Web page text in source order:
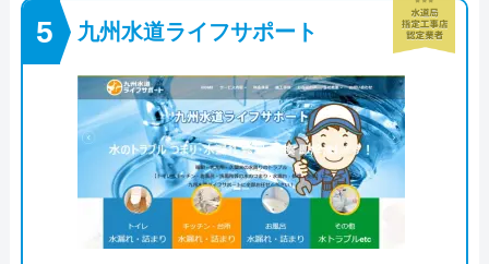
九州水道ライフサポート